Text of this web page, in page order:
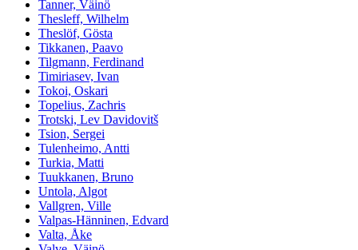
Tanner, Väinö
Thesleff, Wilhelm
Theslöf, Gösta
Tikkanen, Paavo
Tilgmann, Ferdinand
Timiriasev, Ivan
Tokoi, Oskari
Topelius, Zachris
Trotski, Lev Davidovitš
Tsion, Sergei
Tulenheimo, Antti
Turkia, Matti
Tuukkanen, Bruno
Untola, Algot
Vallgren, Ville
Valpas-Hänninen, Edvard
Valta, Åke